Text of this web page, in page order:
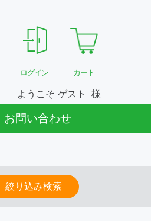
ログイン カート
ようこそ ゲスト
お問い合わせ
絞り込み検索